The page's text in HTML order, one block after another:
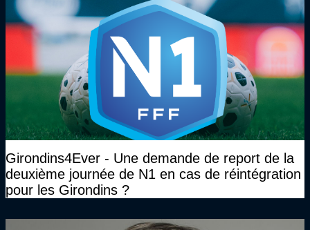
Girondins4Ever - Une demande de report de la
deuxième journée de N1 en cas de réintégration
pour les Girondins ?